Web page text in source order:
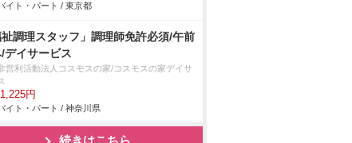
イト・パート / 東京都
祉調理スタッフ」調理師免許必須/午前
デイサービス
営利活動法人コスモスの家/コスモスの家デイサ
円
イト・パート / 神奈川県
続きはこちら